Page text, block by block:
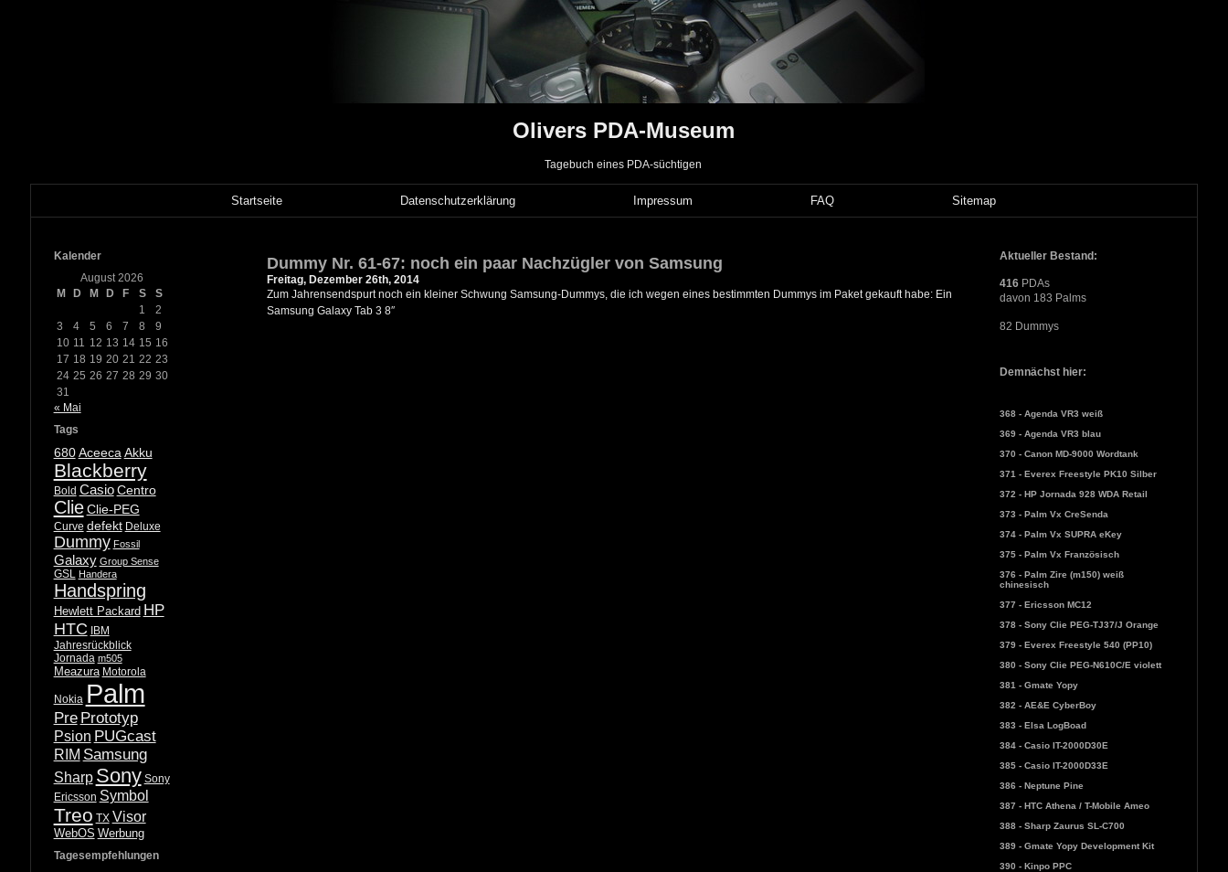
Olivers PDA-Museum
Tagebuch eines PDA-süchtigen
Startseite Datenschutzerklärung Impressum FAQ Sitemap
Kalender
August 2026
M
D M D F S
S
1
2
3
4 5 6 7 8
9
10 11 12 13 14 15 16
17 18 19 20 21 22 23
24 25 26 27 28 29 30
31
« Mai
Tags
680 Aceeca Akku
Blackberry
Bold Casio Centro
Clie Clie-PEG
Curve defekt Deluxe
Dummy Fossil
Galaxy Group Sense
GSL Handera
Handspring
Hewlett Packard HP
HTC
IBM
Jahresrückblick
Jornada m505
Meazura Motorola
Nokia Palm
Pre Prototyp
Psion PUGcast
RIM Samsung
Sharp Sony Sony
Ericsson Symbol
Treo TX Visor
WebOS Werbung
Tagesempfehlungen
Aktueller Bestand:
416PDAs
davon 183 Palms
82 Dummys
Demnächst hier:
368 - Agenda VR3 weiß
369 - Agenda VR3 blau
370 - Canon MD-9000 Wordtank
371 - Everex Freestyle PK10 Silber
372 - HP Jornada 928 WDA Retail
373 - Palm Vx CreSenda
374 - Palm Vx SUPRA eKey
375 - Palm Vx Französisch
376 - Palm Zire (m150) weiß
chinesisch
377 - Ericsson MC12
378 - Sony Clie PEG-TJ37/J Orange
379 - Everex Freestyle 540 (PP10)
380 - Sony Clie PEG-N610C/E violett
381 - Gmate Yopy
382 - AE&E CyberBoy
383 - Elsa LogBoad
384 - Casio IT-2000D30E
385 - Casio IT-2000D33E
386 - Neptune Pine
387 - HTC Athena / T-Mobile Ameo
388 - Sharp Zaurus SL-C700
389 - Gmate Yopy Development Kit
390 - Kinpo PPC
Dummy Nr. 61-67: noch ein paar Nachzügler von Samsung
Freitag, Dezember 26th, 2014
Zum Jahrensendspurt noch ein kleiner Schwung Samsung-Dummys, die ich wegen eines bestimmten Dummys im Paket gekauft habe: Ein
Samsung Galaxy Tab 3 8″